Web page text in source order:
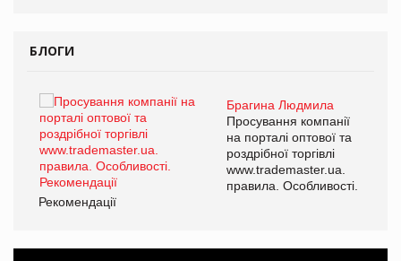
БЛОГИ
Брагина Людмила
Просування компанії
на порталі оптової та
роздрібної торгівлі
www.trademaster.ua.
правила. Особливості.
Рекомендації